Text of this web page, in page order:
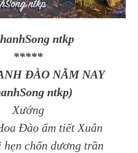
ntkp
*****
ĐÀO NĂM NAY
ntkp)
Xướng
Đào ấm tiết Xuân
hẹn chốn dương trần